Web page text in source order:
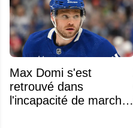
Max Domi s'est
retrouvé dans
l'incapacité de marcher